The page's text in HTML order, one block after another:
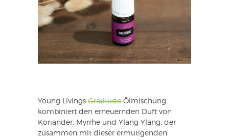
Young Livings Gratitude Ölmischung
kombiniert den erneuernden Duft von
Koriander, Myrrhe und Ylang Ylang, der
zusammen mit dieser ermutigenden